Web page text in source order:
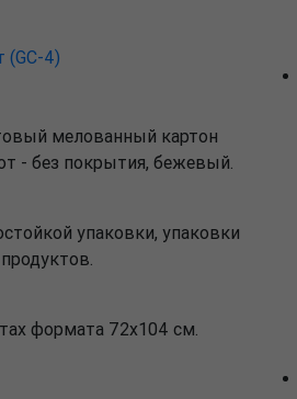
(GC-4)
мелованный картон
- без покрытия, бежевый.
упаковки, упаковки
формата 72х104 см.